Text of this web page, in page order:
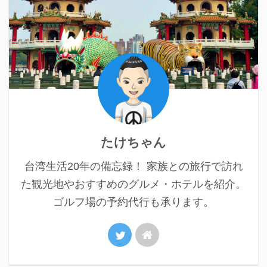
たけちゃん
台湾生活20年の備忘録！ 家族との旅行で訪れ
た観光地やおすすめのグルメ・ホテルを紹介。
ゴルフ場の予約代行も承ります。